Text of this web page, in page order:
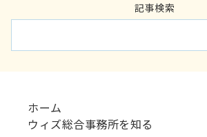
記事検索
ホーム
ウィズ総合事務所を知る